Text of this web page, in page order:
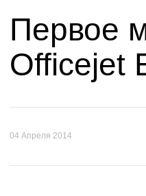
Первое
Officejet
04 Апреля 2014